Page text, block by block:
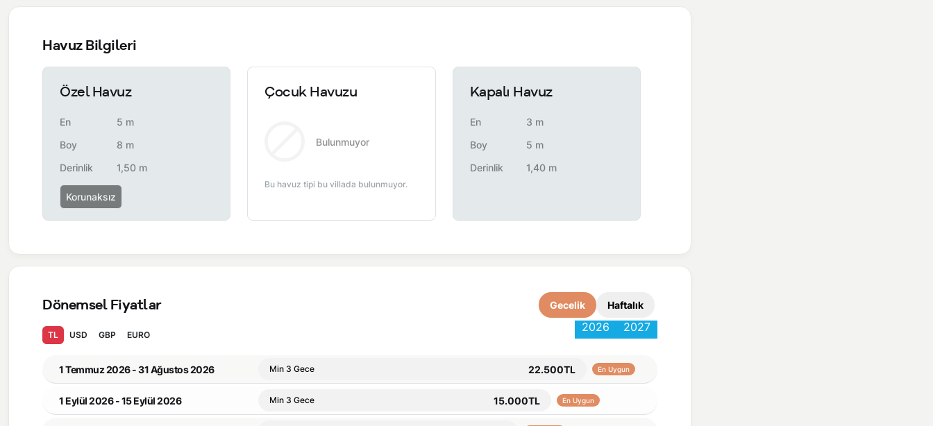
isteyen kalabalık aileler için alternatiftir.
NOT: Hamam, sauna ve kapalı havuz bahçe aralarında bulunur.
NOT: Kapalı Havuz ısıtma günlük 1000 tl ücreti bulunmaktadır.
Havuz Bilgileri
Özel Havuz
En
5 m
Boy
8 m
Derinlik
1,50 m
Korunaksız
Çocuk Havuzu
Bulunmuyor
Bu havuz tipi bu villada bulunmuyor.
Kapalı Havuz
En
3 m
Boy
5 m
Derinlik
1,40 m
Dönemsel Fiyatlar Gecelik Haftalık
TL USD GBP EURO
2026 2027
1 Temmuz 2026 - 31 Ağustos 2026 Min 3 Gece 22.500TL En Uygun
1 Eylül 2026 - 15 Eylül 2026 Min 3 Gece 15.000TL En Uygun